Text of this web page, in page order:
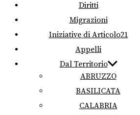
Diritti
Migrazioni
Iniziative di Articolo21
Appelli
Dal Territorio
ABRUZZO
BASILICATA
CALABRIA